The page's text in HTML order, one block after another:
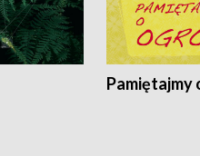
Pamiętajmy